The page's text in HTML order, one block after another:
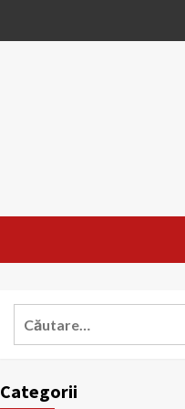
Categorii